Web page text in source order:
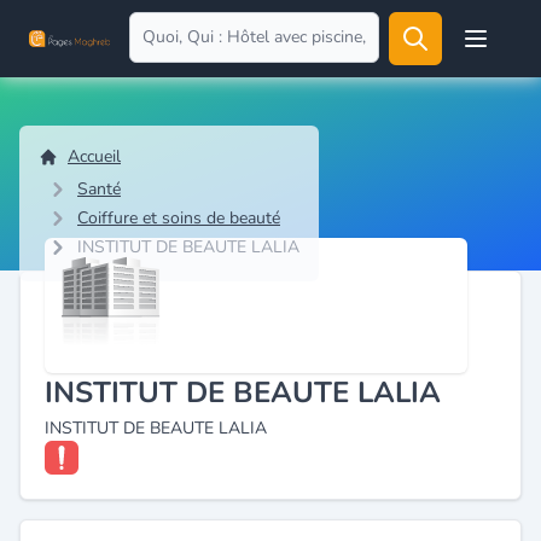
Open
Accueil
Santé
Coiffure et soins de beauté
INSTITUT DE BEAUTE LALIA
INSTITUT DE BEAUTE LALIA
INSTITUT DE BEAUTE LALIA